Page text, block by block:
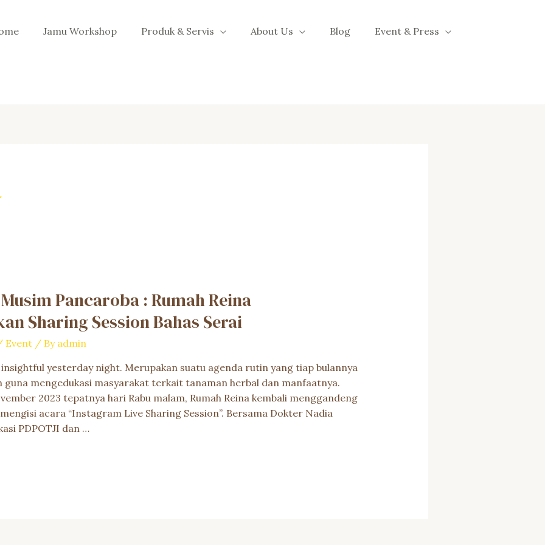
Jamu Workshop Produk & Servis About Us Blog Event & Press
Pancaroba : Rumah Reina
Sharing Session Bahas Serai
Event/ By admin
insightful yesterday night. Merupakan suatu agenda rutin yang tiap bulannya
guna mengedukasi masyarakat terkait tanaman herbal dan manfaatnya.
2023 tepatnya hari Rabu malam, Rumah Reina kembali menggandeng
acara “Instagram Live Sharing Session”. Bersama Dokter Nadia
PDPOTJI dan …